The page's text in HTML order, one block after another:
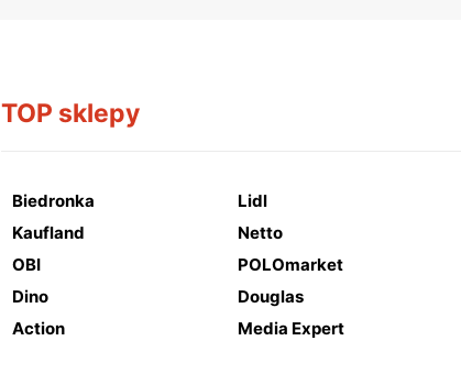
TOP sklepy
Biedronka Lidl
Kaufland
Netto
OBI
POLOmarket
Dino
Douglas
Action
Media Expert